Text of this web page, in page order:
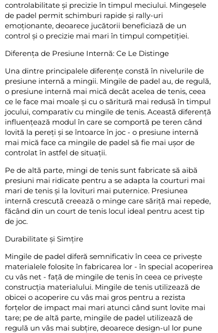
controlabilitate și precizie în timpul meciului. Mingeșele
de padel permit schimburi rapide și rally-uri
emoționante, deoarece jucătorii beneficiază de un
control și o precizie mai mari în timpul competiției.
Diferența de Presiune Internă: Ce Le Distinge
Una dintre principalele diferențe constă în nivelurile de
presiune internă a mingii. Mingile de padel au, de regulă,
o presiune internă mai mică decât acelea de tenis, ceea
ce le face mai moale și cu o săritură mai redusă în timpul
jocului, comparativ cu mingile de tenis. Această diferență
influențează modul în care se comportă pe teren când
lovită la pereți și se întoarce în joc - o presiune internă
mai mică face ca mingile de padel să fie mai ușor de
controlat în astfel de situații.
Pe de altă parte, mingi de tenis sunt fabricate să aibă
presiuni mai ridicate pentru a se adapta la courturi mai
mari de tenis și la lovituri mai puternice. Presiunea
internă crescută creează o minge care săriță mai repede,
făcând din un court de tenis locul ideal pentru acest tip
de joc.
Durabilitate și Simțire
Mingile de padel diferă semnificativ în ceea ce privește
materialele folosite în fabricarea lor - în special acoperirea
cu vâs net - față de mingile de tenis în ceea ce privește
construcția materialului. Mingile de tenis utilizează de
obicei o acoperire cu vâs mai gros pentru a rezista
forțelor de impact mai mari atunci când sunt lovite mai
tare; pe de altă parte, mingile de padel utilizează de
regulă un vâs mai subțire, deoarece design-ul lor pune